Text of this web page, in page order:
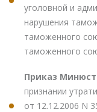
уголовной и
нарушения
таможенного
таможенного
Приказ
признании
от 12.12.2006 N